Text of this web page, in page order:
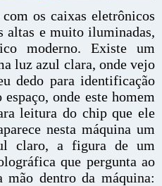
os caixas eletrônicos
altas e muito iluminadas,
moderno. Existe um
luz azul clara, onde vejo
dedo para identificação
onde este homem
leitura do chip que ele
nesta máquina um
claro, a figura de um
que pergunta ao
mão dentro da máquina: